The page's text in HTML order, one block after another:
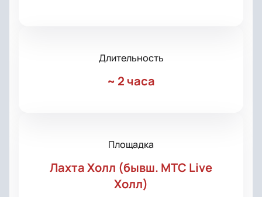
Длительность
~ 2 часа
Площадка
Лахта Холл (бывш. МТС Live
Холл)